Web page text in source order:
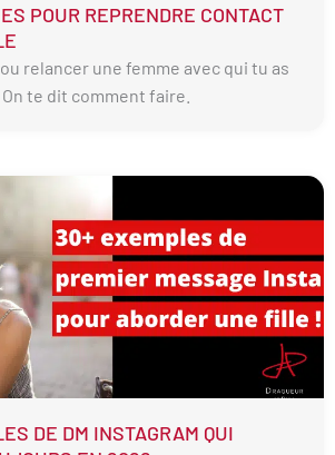
POUR REPRENDRE CONTACT
relancer une femme avec qui tu as
te dit comment faire.
DE DM INSTAGRAM QUI